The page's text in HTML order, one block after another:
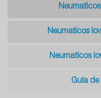
Neumaticos
Neumaticos
Guía de